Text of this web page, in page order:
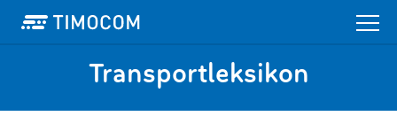
Transportleksikon